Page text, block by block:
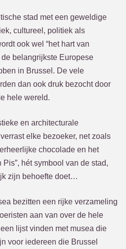
stad met een geweldige
cultureel, politiek als
ook wel “het hart van
de belangrijkste Europese
in Brussel. De vele
dan ook druk bezocht door
hele wereld.
en architecturale
elke bezoeker, net zoals
chocolade en het
Pis”, hét symbool van de stad,
zijn behoefte doet…
bezitten een rijke verzameling
aan van over de hele
lijst vinden met musea die
voor iedereen die Brussel